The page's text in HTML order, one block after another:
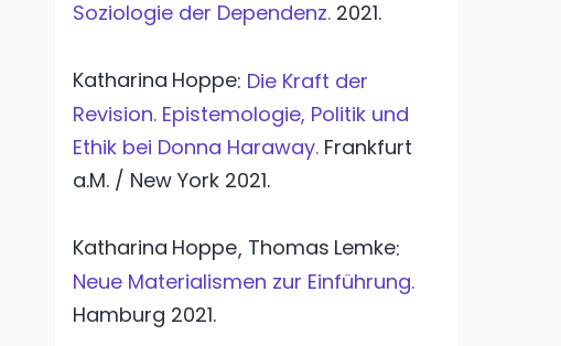
Soziologie der Dependenz. 2021.
Katharina Hoppe: Die Kraft der
Revision. Epistemologie, Politik und
Ethik bei Donna Haraway. Frankfurt
a.M. / New York 2021.
Katharina Hoppe, Thomas Lemke:
Neue Materialismen zur Einführung.
Hamburg 2021.